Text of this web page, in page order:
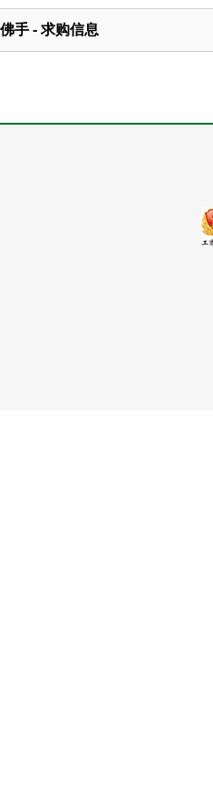
佛手 - 求购信息